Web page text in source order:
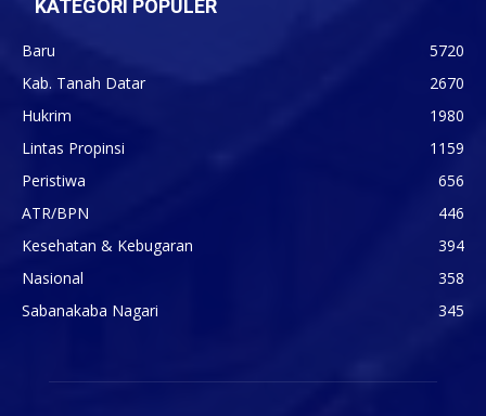
KATEGORI POPULER
Baru
5720
Kab. Tanah Datar
2670
Hukrim
1980
Lintas Propinsi
1159
Peristiwa
656
ATR/BPN
446
Kesehatan & Kebugaran
394
Nasional
358
Sabanakaba Nagari
345